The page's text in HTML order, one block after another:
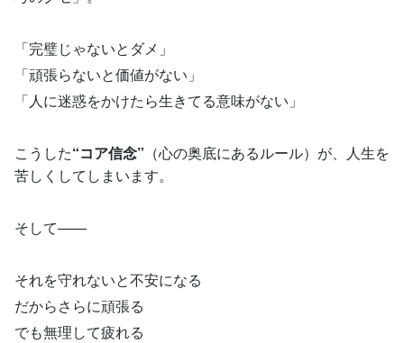
「完璧じゃないとダメ」
「頑張らないと価値がない」
「人に迷惑をかけたら生きてる意味がない」
こうした“コア信念” （心の奥底にあるルール）が、人生を
苦しくしてしまいます。
そして——
それを守れないと不安になる
だからさらに頑張る
でも無理して疲れる